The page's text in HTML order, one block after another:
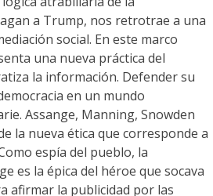
a Trump, nos retrotrae a una
social. En este marco
una nueva práctica del
la información. Defender su
en un mundo
Assange, Manning, Snowden
la nueva ética que corresponde a
espía del pueblo, la
es la épica del héroe que socava
afirmar la publicidad por las